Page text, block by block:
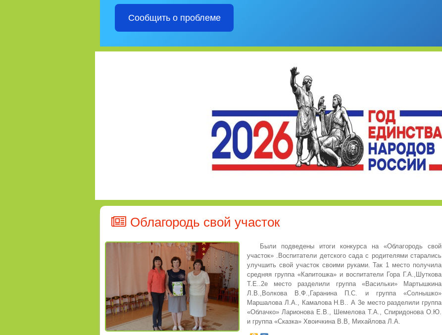
Сообщить о проблеме
Облагородь свой участок
Были подведены итоги конкурса на «Облагородь свой
участок» .Воспитатели детского сада с родителями старались
улучшить свой участок своими руками. Так 1 место получила
средняя группа «Капитошка» и воспитатели Гора Г.А.,Шуткова
Т.Е..2е место разделили группа «Васильки» Мартышкина
Л.В.,Волкова В.Ф.,Гаранина П.С. и группа «Солнышко»
Маршалова Л.А., Камалова Н.В.. А 3е место разделили группа
«Облачко» Ларионова Е.В., Шемелова Т.А., Спиридонова О.Ю.
и группа «Сказка» Хвоичкина В.В, Михайлова Л.А.